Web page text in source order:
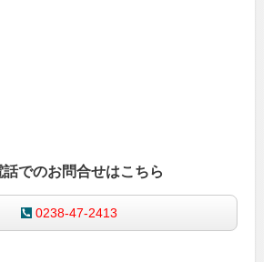
話でのお問合せはこちら
0238-47-2413